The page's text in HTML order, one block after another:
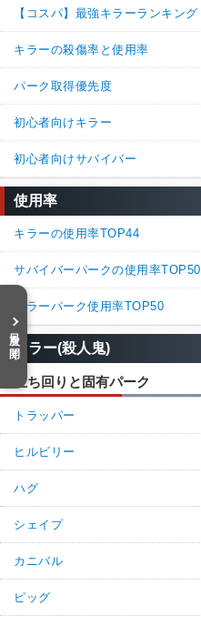
目次を開く
【コスパ】最強キラーランキング
キラーの殺傷率と使用率
パーク取得優先度
初心者向けキラー
初心者向けサバイバー
使用率
キラーの使用率TOP44
サバイバーパークの使用率TOP50
キラーパーク使用率TOP50
キラー(殺人鬼)
立ち回りと固有パーク
トラッパー
ヒルビリー
ハグ
シェイプ
カニバル
ピッグ